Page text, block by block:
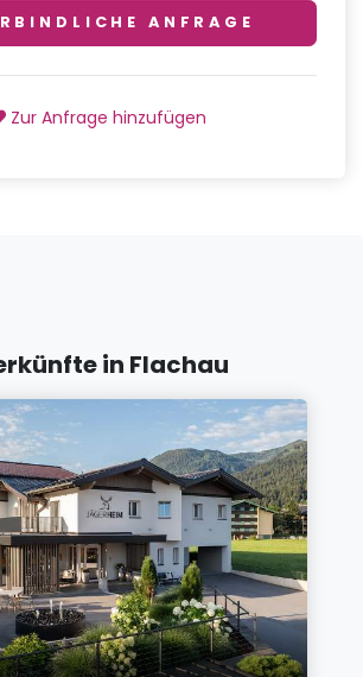
ANFRAGE
Zur Anfrage hinzufügen
in Flachau